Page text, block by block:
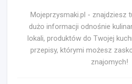
Mojeprzysmaki.pl - znajdziesz
dużo informacji odnośnie
lokali, produktów do Twojej
przepisy, którymi możesz
znajomych!